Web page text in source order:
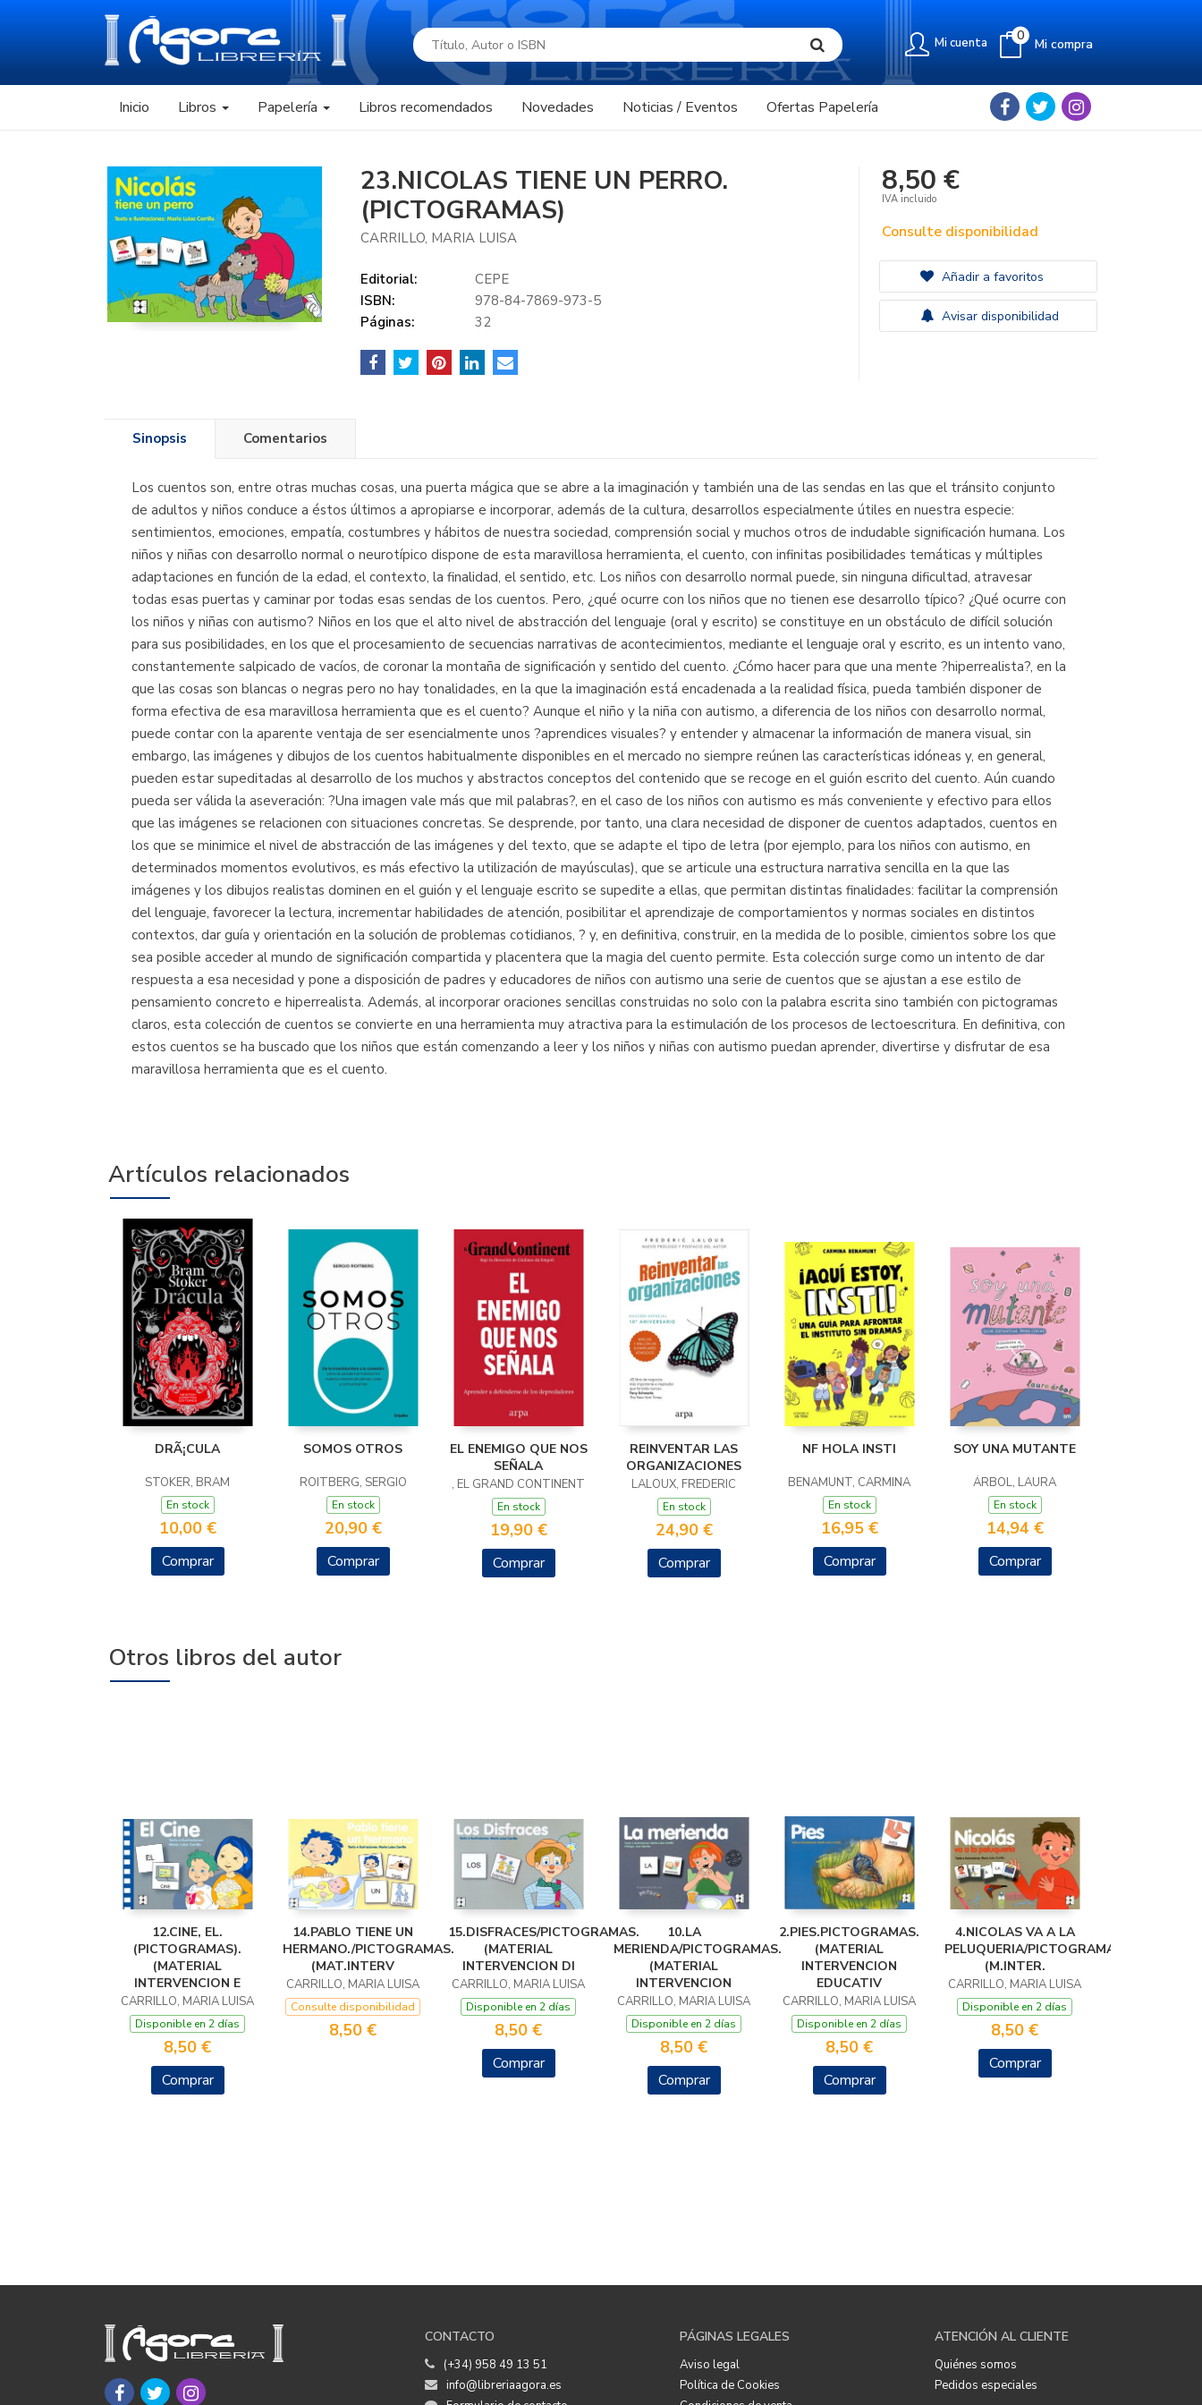
Mi cuenta Mi compra
0
Inicio Libros Papelería Libros recomendados Novedades Noticias / Eventos Ofertas Papelería
23.NICOLAS TIENE UN PERRO.
(PICTOGRAMAS)
CARRILLO, MARIA LUISA
Editorial:
CEPE
ISBN:
978-84-7869-973-5
Páginas:
32
8,50 €
IVA incluido
Consulte disponibilidad
Añadir a favoritos
Avisar disponibilidad
Sinopsis Comentarios
Los cuentos son, entre otras muchas cosas, una puerta mágica que se abre a la imaginación y también una de las sendas en las que el tránsito conjunto
de adultos y niños conduce a éstos últimos a apropiarse e incorporar, además de la cultura, desarrollos especialmente útiles en nuestra especie:
sentimientos, emociones, empatía, costumbres y hábitos de nuestra sociedad, comprensión social y muchos otros de indudable significación humana. Los
niños y niñas con desarrollo normal o neurotípico dispone de esta maravillosa herramienta, el cuento, con infinitas posibilidades temáticas y múltiples
adaptaciones en función de la edad, el contexto, la finalidad, el sentido, etc. Los niños con desarrollo normal puede, sin ninguna dificultad, atravesar
todas esas puertas y caminar por todas esas sendas de los cuentos. Pero, ¿qué ocurre con los niños que no tienen ese desarrollo típico? ¿Qué ocurre con
los niños y niñas con autismo? Niños en los que el alto nivel de abstracción del lenguaje (oral y escrito) se constituye en un obstáculo de difícil solución
para sus posibilidades, en los que el procesamiento de secuencias narrativas de acontecimientos, mediante el lenguaje oral y escrito, es un intento vano,
constantemente salpicado de vacíos, de coronar la montaña de significación y sentido del cuento. ¿Cómo hacer para que una mente ?hiperrealista?, en la
que las cosas son blancas o negras pero no hay tonalidades, en la que la imaginación está encadenada a la realidad física, pueda también disponer de
forma efectiva de esa maravillosa herramienta que es el cuento? Aunque el niño y la niña con autismo, a diferencia de los niños con desarrollo normal,
puede contar con la aparente ventaja de ser esencialmente unos ?aprendices visuales? y entender y almacenar la información de manera visual, sin
embargo, las imágenes y dibujos de los cuentos habitualmente disponibles en el mercado no siempre reúnen las características idóneas y, en general,
pueden estar supeditadas al desarrollo de los muchos y abstractos conceptos del contenido que se recoge en el guión escrito del cuento. Aún cuando
pueda ser válida la aseveración: ?Una imagen vale más que mil palabras?, en el caso de los niños con autismo es más conveniente y efectivo para ellos
que las imágenes se relacionen con situaciones concretas. Se desprende, por tanto, una clara necesidad de disponer de cuentos adaptados, cuentos en
los que se minimice el nivel de abstracción de las imágenes y del texto, que se adapte el tipo de letra (por ejemplo, para los niños con autismo, en
determinados momentos evolutivos, es más efectivo la utilización de mayúsculas), que se articule una estructura narrativa sencilla en la que las
imágenes y los dibujos realistas dominen en el guión y el lenguaje escrito se supedite a ellas, que permitan distintas finalidades: facilitar la comprensión
del lenguaje, favorecer la lectura, incrementar habilidades de atención, posibilitar el aprendizaje de comportamientos y normas sociales en distintos
contextos, dar guía y orientación en la solución de problemas cotidianos, ? y, en definitiva, construir, en la medida de lo posible, cimientos sobre los que
sea posible acceder al mundo de significación compartida y placentera que la magia del cuento permite. Esta colección surge como un intento de dar
respuesta a esa necesidad y pone a disposición de padres y educadores de niños con autismo una serie de cuentos que se ajustan a ese estilo de
pensamiento concreto e hiperrealista. Además, al incorporar oraciones sencillas construidas no solo con la palabra escrita sino también con pictogramas
claros, esta colección de cuentos se convierte en una herramienta muy atractiva para la estimulación de los procesos de lectoescritura. En definitiva, con
estos cuentos se ha buscado que los niños que están comenzando a leer y los niños y niñas con autismo puedan aprender, divertirse y disfrutar de esa
maravillosa herramienta que es el cuento.
Artículos relacionados
DRÃ¡CULA
STOKER, BRAM
En stock
10,00 €
Comprar
SOMOS OTROS
ROITBERG, SERGIO
En stock
20,90 €
Comprar
EL ENEMIGO QUE NOS
SEÑALA
, EL GRAND CONTINENT
En stock
19,90 €
Comprar
REINVENTAR LAS
ORGANIZACIONES
LALOUX, FREDERIC
En stock
24,90 €
Comprar
NF HOLA INSTI
BENAMUNT, CARMINA
En stock
16,95 €
Comprar
SOY UNA MUTANTE
ÁRBOL, LAURA
En stock
14,94 €
Comprar
Otros libros del autor
12.CINE, EL.
(PICTOGRAMAS).
(MATERIAL
INTERVENCION E
CARRILLO, MARIA LUISA
Disponible en 2 días
8,50 €
Comprar
14.PABLO TIENE UN
HERMANO./PICTOGRAMAS.
(MAT.INTERV
CARRILLO, MARIA LUISA
Consulte disponibilidad
8,50 €
15.DISFRACES/PICTOGRAMAS.
(MATERIAL
INTERVENCION DI
CARRILLO, MARIA LUISA
Disponible en 2 días
8,50 €
Comprar
10.LA
MERIENDA/PICTOGRAMAS.
(MATERIAL
INTERVENCION
CARRILLO, MARIA LUISA
Disponible en 2 días
8,50 €
Comprar
2.PIES.PICTOGRAMAS.
(MATERIAL
INTERVENCION
EDUCATIV
CARRILLO, MARIA LUISA
Disponible en 2 días
8,50 €
Comprar
4.NICOLAS VA A LA
PELUQUERIA/PICTOGRAMAS.
(M.INTER.
CARRILLO, MARIA LUISA
Disponible en 2 días
8,50 €
Comprar
CONTACTO
(+34) 958 49 13 51
info@libreriaagora.es
PÁGINAS LEGALES
Aviso legal
Política de Cookies
ATENCIÓN AL CLIENTE
Quiénes somos
Pedidos especiales